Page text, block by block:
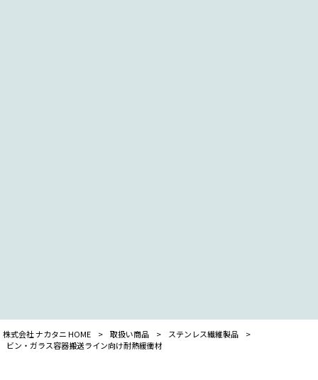
株式会社 ナカタニ HOME > 取扱い商品 > ステンレス繊維製品
>
ビン・ガラス容器搬送ライン向け耐熱緩衝材